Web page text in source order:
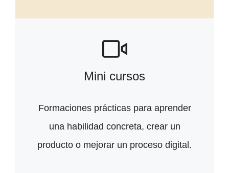
Mini cursos
Formaciones prácticas para aprender
una habilidad concreta, crear un
producto o mejorar un proceso digital.